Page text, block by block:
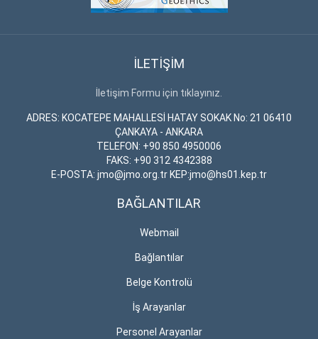
İLETİŞİM
İletişim Formu için tıklayınız.
ADRES: KOCATEPE MAHALLESİ HATAY SOKAK No: 21 06410
ÇANKAYA - ANKARA
TELEFON: +90 850 4950006
FAKS: +90 312 4342388
E-POSTA: jmo@jmo.org.tr KEP:jmo@hs01.kep.tr
BAĞLANTILAR
Webmail
Bağlantılar
Belge Kontrolü
İş Arayanlar
Personel Arayanlar